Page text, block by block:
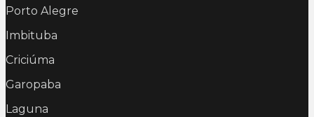
Porto Alegre
Imbituba
Criciúma
Garopaba
Laguna